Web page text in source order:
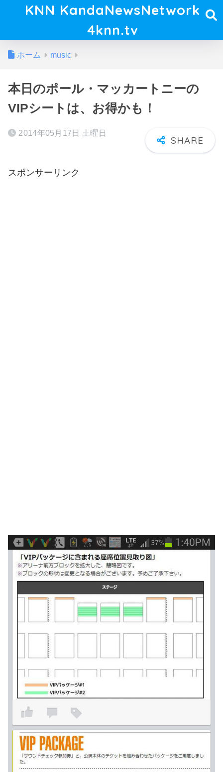
KNN KandaNewsNetwork
4knn.tv
ホーム music
本日のポール・マッカートニーの
VIPシートは、お得かも！
2014年05月17日 土曜日
スポンサーリンク